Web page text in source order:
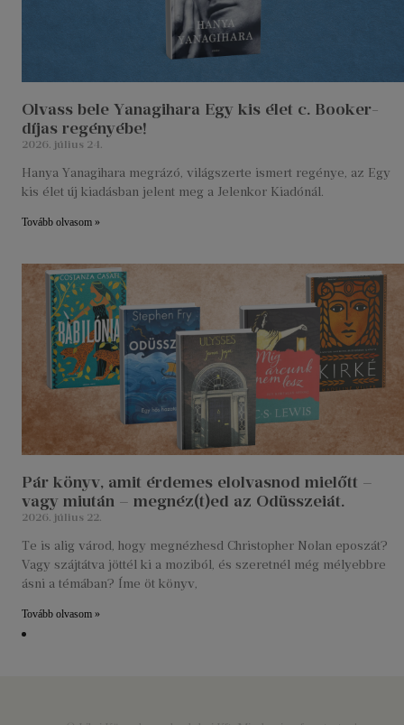
Olvass bele Yanagihara Egy kis élet c. Booker-
díjas regényébe!
2026. július 24.
Hanya Yanagihara megrázó, világszerte ismert regénye, az Egy
kis élet új kiadásban jelent meg a Jelenkor Kiadónál.
Tovább olvasom »
Pár könyv, amit érdemes elolvasnod mielőtt –
vagy miután – megnéz(t)ed az Odüsszeiát.
2026. július 22.
Te is alig várod, hogy megnézhesd Christopher Nolan eposzát?
Vagy szájtátva jöttél ki a moziból, és szeretnél még mélyebbre
ásni a témában? Íme öt könyv,
Tovább olvasom »